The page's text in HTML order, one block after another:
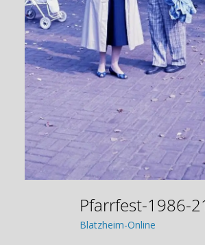
Pfarrfest-1986-
Blatzheim-Online